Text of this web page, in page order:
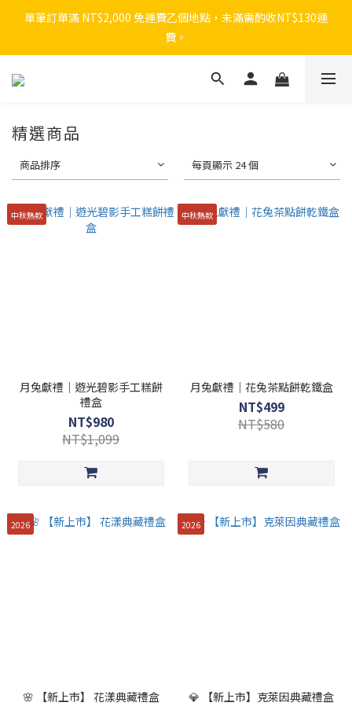
單筆訂單滿 NT$2,000 免運費乙個地點，未滿需酌收NT$130運
費。
精選商品
商品排序 每頁顯示 24 個
中秋熱款
月兔獻禮｜遊光碧影手工糕餅
禮盒
NT$980
NT$1,099
中秋熱款
月兔獻禮｜花兔茶點餅乾鐵盒
NT$499
NT$580
2026
🌸 【新上市】 花漾典藏禮盒
2026
💎 【新上市】克萊因典藏禮盒